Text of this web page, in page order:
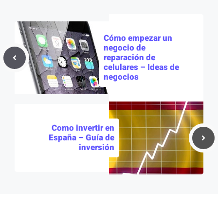
Cómo empezar un
negocio de
reparación de
celulares – Ideas de
negocios
Como invertir en
España – Guía de
inversión